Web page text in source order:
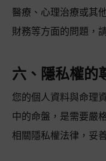
醫療、心理治療或其
財務等方面的問題，
六、隱私權的
您的個人資料與命理
中的命盤，是需要嚴
相關隱私權法律，妥